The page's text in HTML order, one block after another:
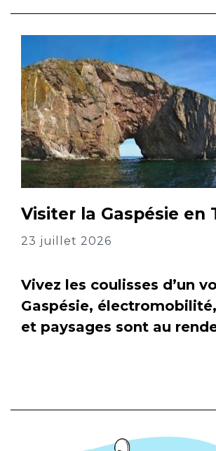
Visiter la Gaspésie en
23 juillet 2026
Vivez les coulisses d’un
Gaspésie,
et paysages sont au